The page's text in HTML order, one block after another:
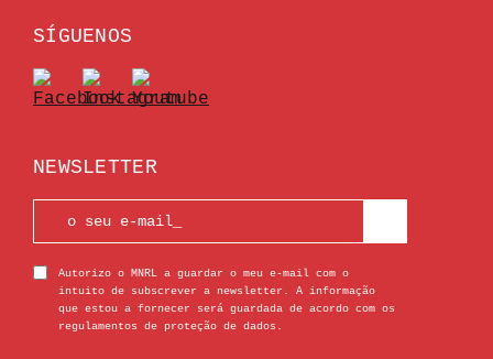
SÍGUENOS
NEWSLETTER
Autorizo o MNRL a guardar o meu e-mail com o
intuito de subscrever a newsletter. A informação
que estou a fornecer será guardada de acordo com os
regulamentos de proteção de dados.